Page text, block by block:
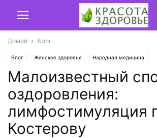
Домой Блог
Блог Женское здоровье Народная медицина
Малоизвестный
оздоровления:
лимфостимуляция
Костерову